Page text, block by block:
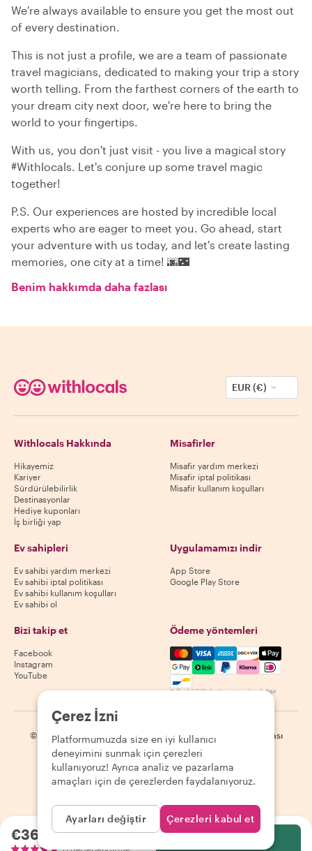
We're always available to ensure you get the most out
of every destination.
This is not just a profile, we are a team of passionate
travel magicians, dedicated to making your trip a story
worth telling. From the farthest corners of the earth to
your dream city next door, we're here to bring the
world to your fingertips.
With us, you don't just visit - you live a magical story
#Withlocals. Let's conjure up some travel magic
together!
P.S. Our experiences are hosted by incredible local
experts who are eager to meet you. Go ahead, start
your adventure with us today, and let's create lasting
memories, one city at a time! 🌆🌃
Benim hakkımda daha fazlası
€36.77kişi başı
0 değerlendirme
EUR (€)
Withlocals Hakkında
Hikayemiz
Kariyer
Sürdürülebilirlik
Destinasyonlar
Hediye kuponları
İş birliği yap
Misafirler
Misafir yardım merkezi
Misafir iptal politikası
Misafir kullanım koşulları
Ev sahipleri
Ev sahibi yardım merkezi
Ev sahibi iptal politikası
Ev sahibi kullanım koşulları
Ev sahibi ol
Uygulamamızı indir
App Store
Google Play Store
Bizi takip et
Facebook
Instagram
YouTube
Ödeme yöntemleri
Mastercard, Visa, Amex,
Kullanılabilirlik destinasyona göre değişir
© 2026 Withlocals.com Gizlilik Politikası | Site haritası
Çerez İzni
Platformumuzda size en iyi kullanıcı
deneyimini sunmak için çerezleri
kullanıyoruz! Ayrıca analiz ve pazarlama
amaçları için de çerezlerden faydalanıyoruz.
Ayarları değiştir Çerezleri kabul et